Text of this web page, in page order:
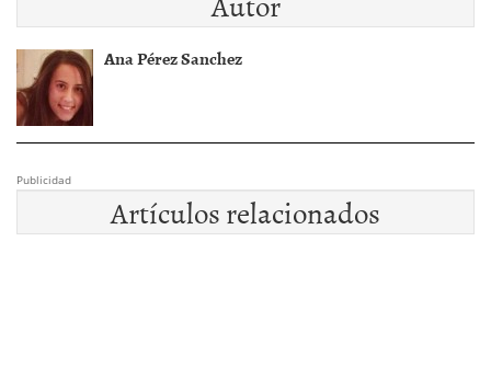
Ana Pérez Sanchez
Publicidad
Artículos relacionados